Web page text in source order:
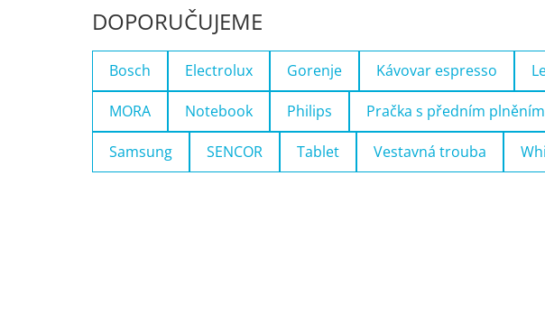
DOPORUČUJEME
Bosch Electrolux Gorenje Kávovar espresso
MORA Notebook Philips Pračka s předním plněním
Samsung SENCOR Tablet Vestavná trouba